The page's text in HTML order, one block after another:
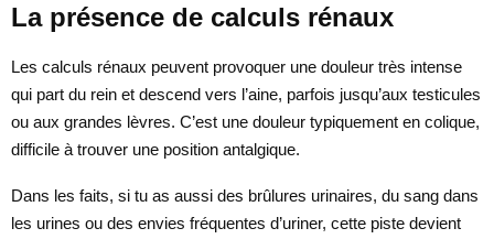
La présence de calculs rénaux
Les calculs rénaux peuvent provoquer une douleur très intense
qui part du rein et descend vers l’aine, parfois jusqu’aux testicules
ou aux grandes lèvres. C’est une douleur typiquement en colique,
difficile à trouver une position antalgique.
Dans les faits, si tu as aussi des brûlures urinaires, du sang dans
les urines ou des envies fréquentes d’uriner, cette piste devient